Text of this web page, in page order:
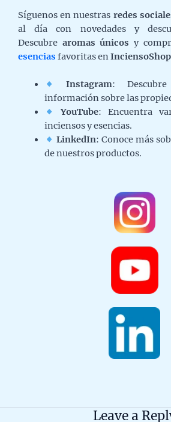
Síguenos en nuestras redes
al día con novedades y
Descubre aromas únicos y
esencias favoritas enInciensoShop
Instagram:
información sobre las
YouTube: Encuentra
inciensos y esencias.
LinkedIn: Conoce más
de nuestros productos.
Leave a